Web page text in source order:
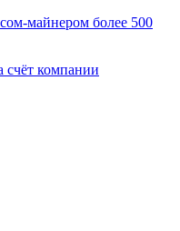
майнером более 500
счёт компании